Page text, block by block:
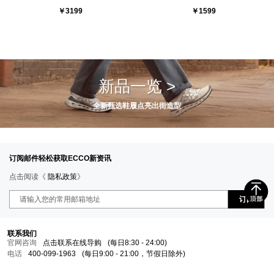
￥3199 ￥1599
新品一览 >
全新甄选鞋履点亮出街造型
订阅邮件轻松获取ECCO新资讯
点击阅读《 隐私政策》
订阅
联系我们
官网咨询
点击联系在线导购
(每日8:30 - 24:00)
电话
400-099-1963 (每日9:00 - 21:00，节假日除外)